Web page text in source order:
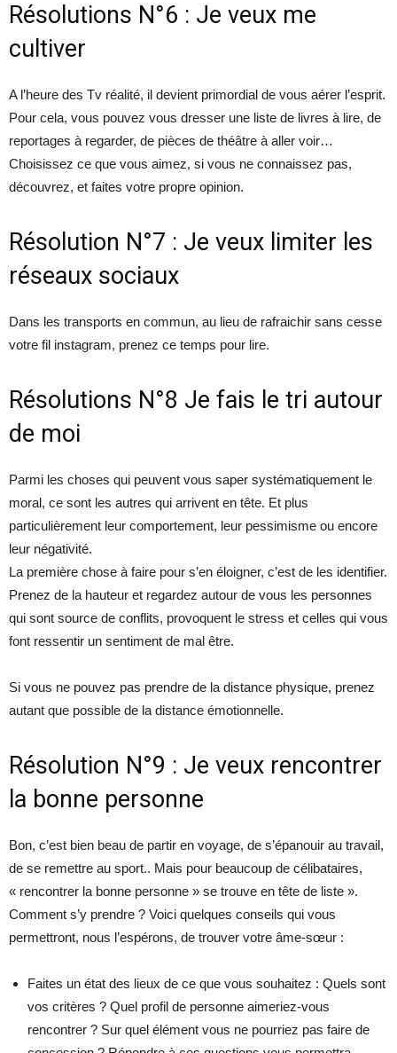
Résolutions N°6 : Je veux me
cultiver
A l’heure des Tv réalité, il devient primordial de vous aérer l’esprit.
Pour cela, vous pouvez vous dresser une liste de livres à lire, de
reportages à regarder, de pièces de théâtre à aller voir…
Choisissez ce que vous aimez, si vous ne connaissez pas,
découvrez, et faites votre propre opinion.
Résolution N°7 : Je veux limiter les
réseaux sociaux
Dans les transports en commun, au lieu de rafraichir sans cesse
votre fil instagram, prenez ce temps pour lire.
Résolutions N°8 Je fais le tri autour
de moi
Parmi les choses qui peuvent vous saper systématiquement le
moral, ce sont les autres qui arrivent en tête. Et plus
particulièrement leur comportement, leur pessimisme ou encore
leur négativité.
La première chose à faire pour s’en éloigner, c’est de les identifier.
Prenez de la hauteur et regardez autour de vous les personnes
qui sont source de conflits, provoquent le stress et celles qui vous
font ressentir un sentiment de mal être.
Si vous ne pouvez pas prendre de la distance physique, prenez
autant que possible de la distance émotionnelle.
Résolution N°9 : Je veux rencontrer
la bonne personne
Bon, c’est bien beau de partir en voyage, de s’épanouir au travail,
de se remettre au sport.. Mais pour beaucoup de célibataires,
« rencontrer la bonne personne » se trouve en tête de liste ».
Comment s’y prendre ? Voici quelques conseils qui vous
permettront, nous l’espérons, de trouver votre âme-sœur :
Faites un état des lieux de ce que vous souhaitez : Quels sont
vos critères ? Quel profil de personne aimeriez-vous
rencontrer ? Sur quel élément vous ne pourriez pas faire de